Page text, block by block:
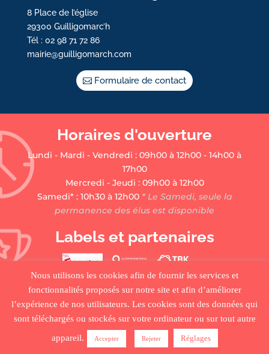
8 Place de l’église
29300 Guilligomarc’h
Tél : 02 98 71 72 86
mairie@guilligomarch.com
Formulaire de contact
Horaires d'ouverture
Lundi - Mardi - Vendredi : 09h00 à 12h00 - 14h00 à
17h00
Mercredi - Jeudi : 09h00 à 12h00
Samedi* : 10h30 à 12h00* Le Samedi, seule la
permanence des élus est disponible
Labels et partenaires
ACCUEIL PLAN DU SITE
MENTIONS LÉGALES •
Nous utilisons les cookies afin de fournir les services et
fonctionnalités proposés sur notre site et afin d’améliorer
l’expérience de nos utilisateurs. Les cookies sont des données qui
sont téléchargés ou stockés sur votre ordinateur ou sur tout autre
appareil.
Accepter Rejeter Réglages